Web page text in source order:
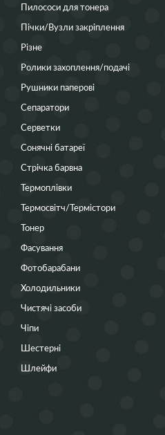
Пилососи для тонера
Пічки/Вузли закріплення
Різне
Ролики захоплення/подачі
Рушники паперові
Сепаратори
Серветки
Сонячні батареї
Стрічка барвна
Термоплівки
Термосвітч/Термістори
Тонер
Фасування
Фотобарабани
Холодильники
Чистячі засоби
Чіпи
Шестерні
Шлейфи